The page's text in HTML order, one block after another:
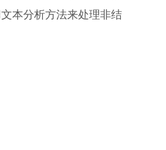
本分析方法来处理非结